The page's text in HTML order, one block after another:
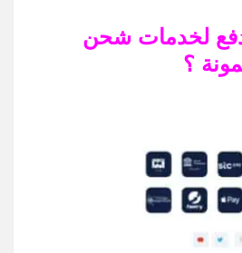
لخدمات شحن
؟